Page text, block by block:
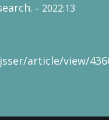
. – 2022:13
article/view/